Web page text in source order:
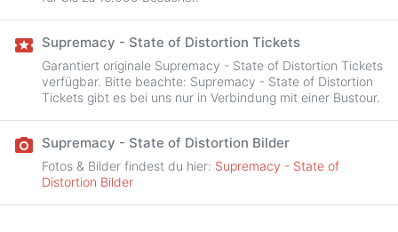
local_activity Supremacy - State of Distortion Tickets
Garantiert originale Supremacy - State of Distortion Tickets
verfügbar. Bitte beachte: Supremacy - State of Distortion
Tickets gibt es bei uns nur in Verbindung mit einer Bustour.
camera_alt Supremacy - State of Distortion Bilder
Fotos & Bilder findest du hier: Supremacy - State of
Distortion Bilder